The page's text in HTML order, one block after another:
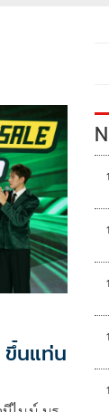
ขึ้นแท่น